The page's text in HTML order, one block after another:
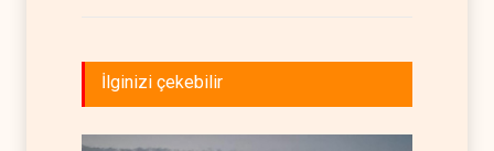
İlginizi çekebilir